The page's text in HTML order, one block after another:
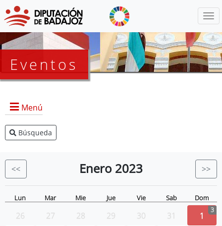
Eventos
Menú
Agenda Presidencia
Eventos
Búsqueda
<< Enero 2023 >>
Lun Mar Mie Jue Vie Sab Dom
26 27 28 29 30 31 1 3